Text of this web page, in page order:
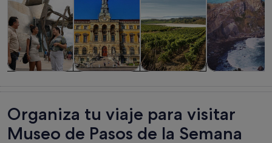
Organiza tu viaje para visitar
Museo de Pasos de la Semana